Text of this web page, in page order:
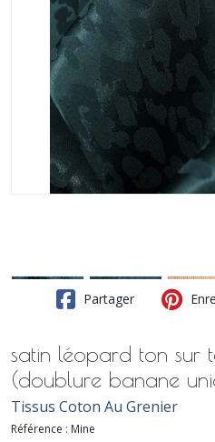
Partager
satin léopard ton sur
(doublure banane
Tissus Coton Au Grenier
Référence : Mine